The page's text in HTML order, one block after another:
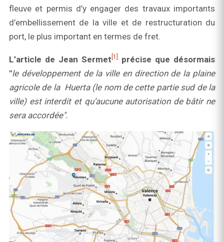
fleuve et permis d’y engager des travaux importants
d’embellissement de la ville et de restructuration du
port, le plus important en termes de fret.
L’article de Jean Sermet [1]
précise que désormais
"le développement de la ville en direction de la plaine
agricole de la Huerta (le nom de cette partie sud de la
ville) est interdit et qu’aucune autorisation de bâtir ne
sera accordée".